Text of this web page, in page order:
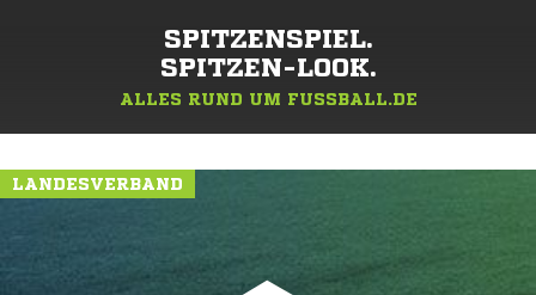
SPITZENSPIEL.
SPITZEN-LOOK.
ALLES RUND UM FUSSBALL.DE
LANDESVERBAND